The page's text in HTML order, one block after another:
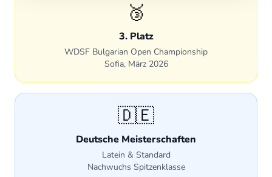
Robin Quattelbaum &
Nicole
Ausgebildet und trainiert bei Tanzwelt
Ratingen. International erfolgreich in Standard
und Latein – WDSF-Turniere in Wien,
Breslau, Frankfurt, Stuttgart, Sofia u. a.
🥉
3. Platz
WDSF Bulgarian Open Championship
Sofia, März 2026
🇩🇪
Deutsche Meisterschaften
Latein & Standard
Nachwuchs Spitzenklasse